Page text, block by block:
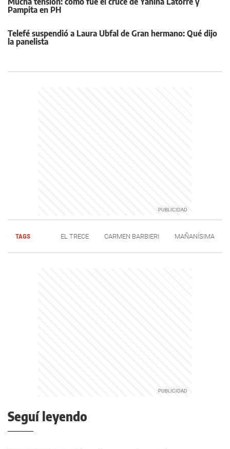
Pampita en PH
Telefé suspendió a Laura Ubfal de Gran hermano: Qué dijo
la panelista
TAGS EL TRECE CARMEN BARBIERI MAÑANÍSIMA
Seguí leyendo